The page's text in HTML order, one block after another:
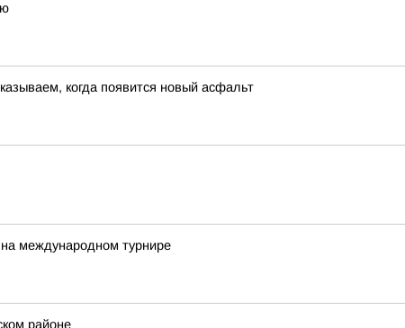
когда появится новый асфальт
международном турнире
районе